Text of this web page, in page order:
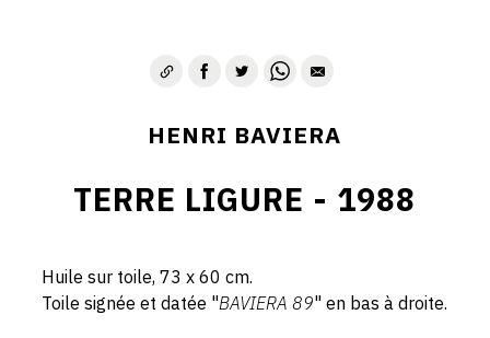
HENRI BAVIERA
TERRE LIGURE - 1988
Huile sur toile, 73 x 60 cm.
Toile signée et datée "BAVIERA 89" en bas à droite.